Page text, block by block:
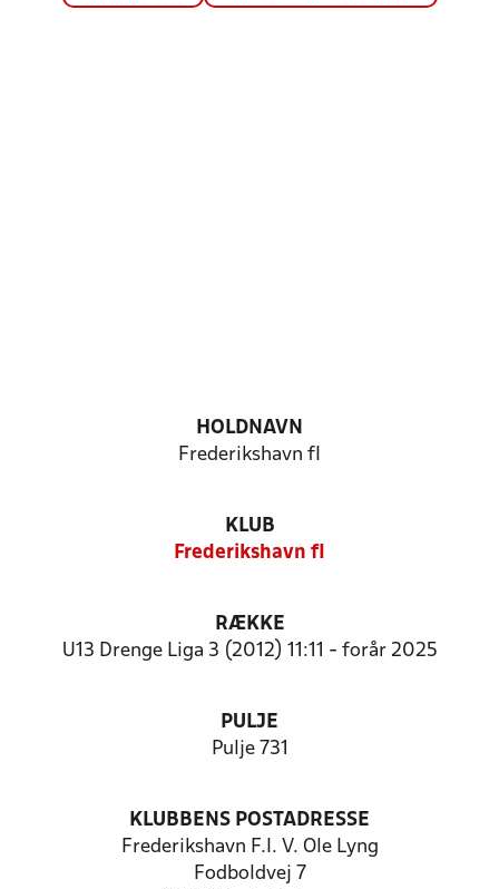
HOLDNAVN
Frederikshavn fI
KLUB
Frederikshavn fI
RÆKKE
U13 Drenge Liga 3 (2012) 11:11 - forår 2025
PULJE
Pulje 731
KLUBBENS POSTADRESSE
Frederikshavn F.I. V. Ole Lyng
Fodboldvej 7